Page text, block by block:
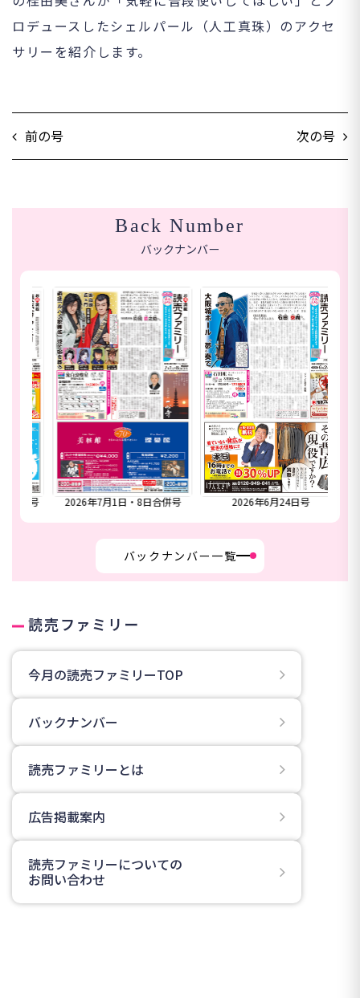
ロデュースしたシェルパール（人工真珠）のアクセ
サリーを紹介します。
前の号 次の号
Back Number
バックナンバー
2026年6月24日号 2026年6月17日号
バックナンバー一覧
読売ファミリー
今月の読売ファミリーTOP
バックナンバー
読売ファミリーとは
広告掲載案内
読売ファミリーについての
お問い合わせ